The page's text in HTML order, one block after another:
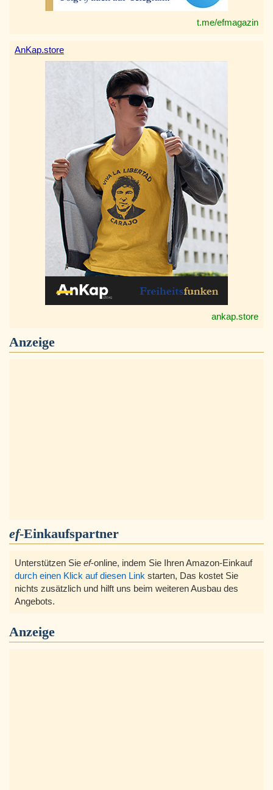
t.me/efmagazin
AnKap.store
ankap.store
Anzeige
ef-Einkaufspartner
Unterstützen Sie ef-online, indem Sie Ihren Amazon-Einkauf
durch einen Klick auf diesen Link starten, Das kostet Sie
nichts zusätzlich und hilft uns beim weiteren Ausbau des
Angebots.
Anzeige